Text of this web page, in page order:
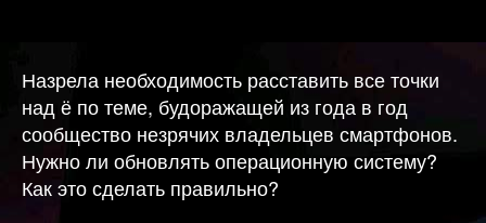
Назрела необходимость расставить все точки
над ё по теме, будоражащей из года в год
сообщество незрячих владельцев смартфонов.
Нужно ли обновлять операционную систему?
Как это сделать правильно?